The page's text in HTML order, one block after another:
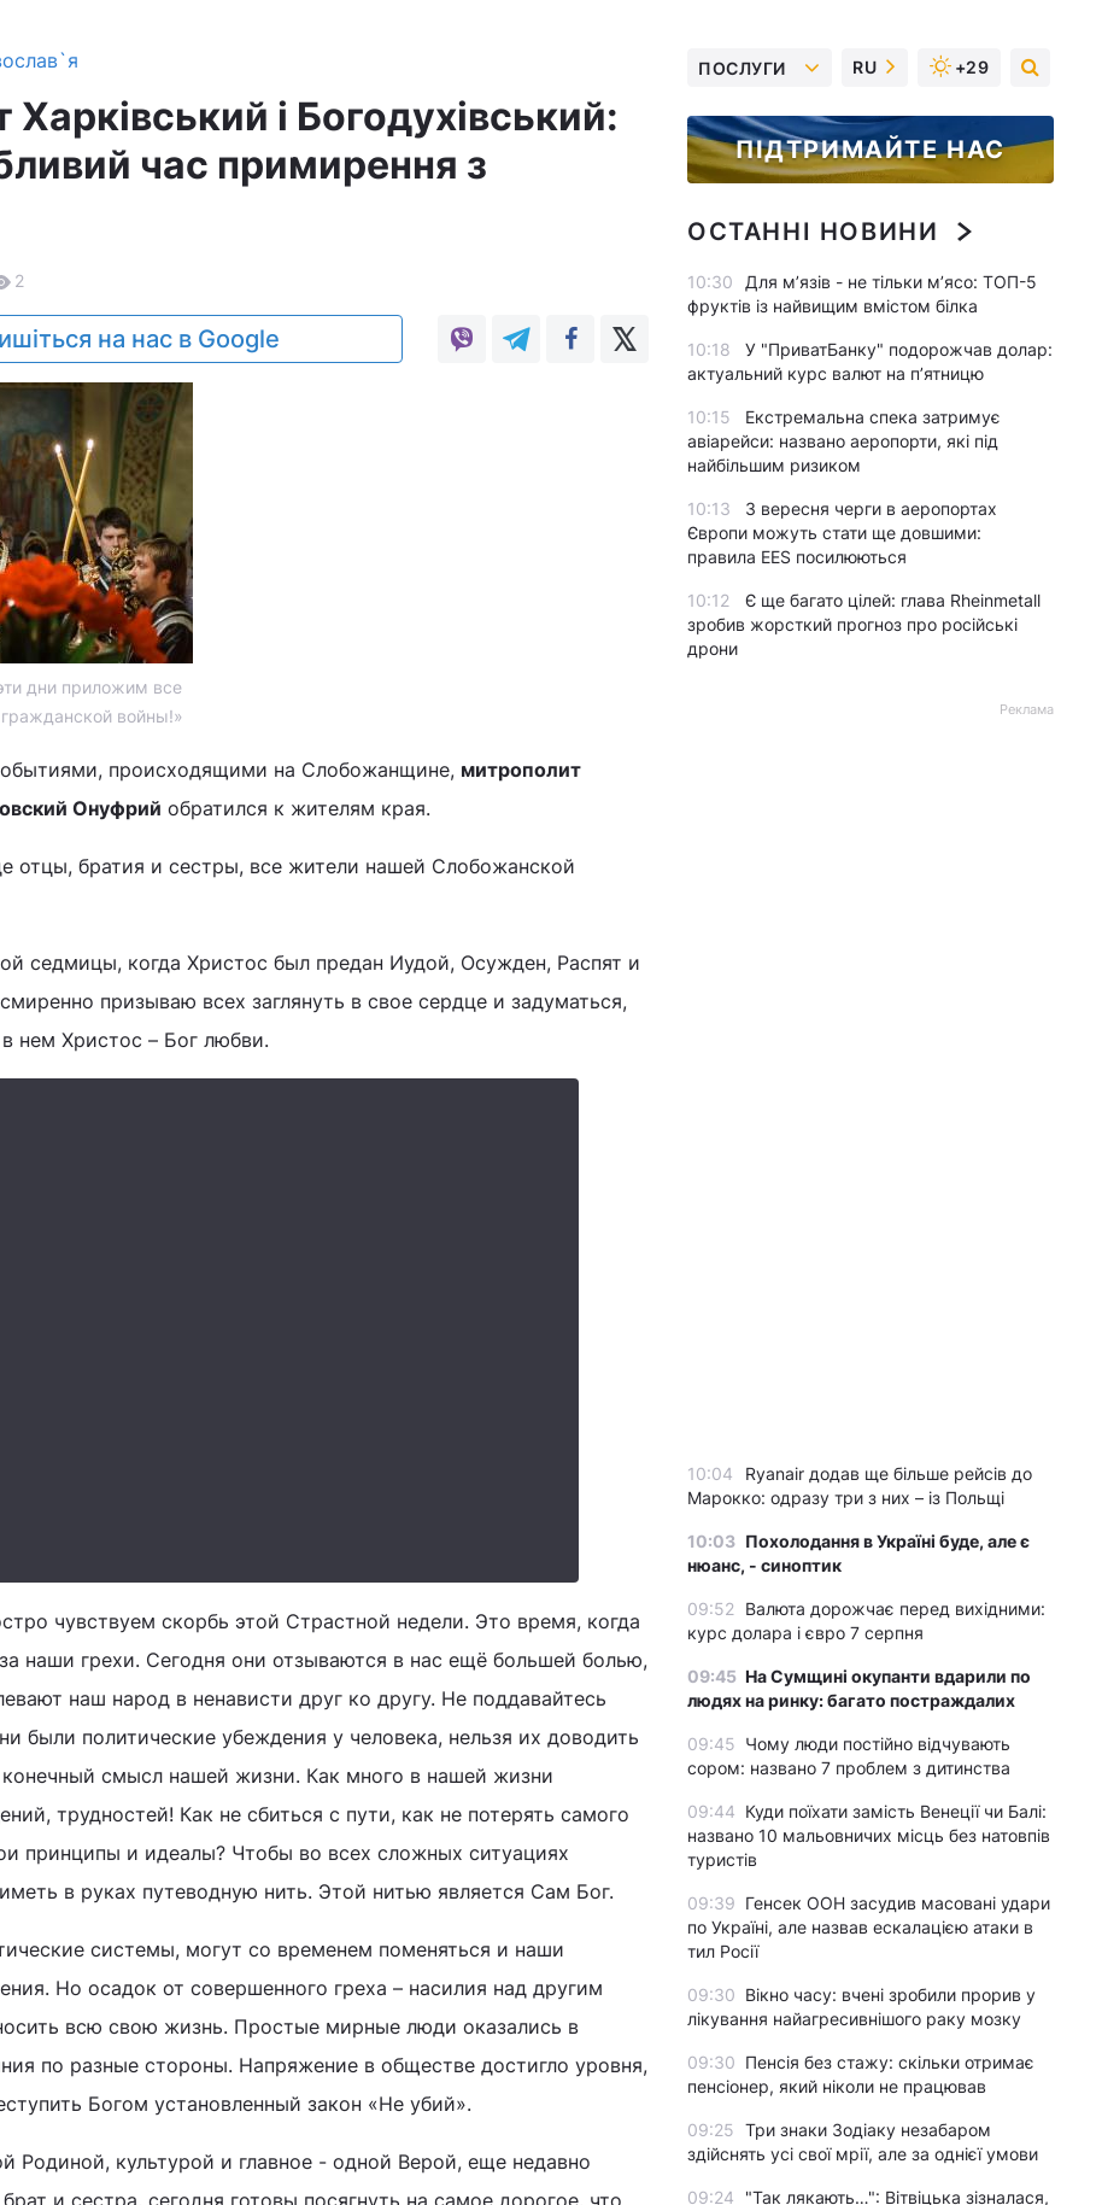
і Богодухівський:
час примирення з
2
на нас в Google
дни приложим все
войны!»
происходящими на Слобожанщине, митрополит
Онуфрий обратился к жителям края.
отцы, братия и сестры, все жители нашей Слобожанской
седмицы, когда Христос был предан Иудой, Осужден, Распят и
призываю всех заглянуть в свое сердце и задуматься,
нем Христос – Бог любви.
чувствуем скорбь этой Страстной недели. Это время, когда
наши грехи. Сегодня они отзываются в нас ещё большей болью,
наш народ в ненависти друг ко другу. Не поддавайтесь
были политические убеждения у человека, нельзя их доводить
конечный смысл нашей жизни. Как много в нашей жизни
трудностей! Как не сбиться с пути, как не потерять самого
принципы и идеалы? Чтобы во всех сложных ситуациях
в руках путеводную нить. Этой нитью является Сам Бог.
системы, могут со временем поменяться и наши
Но осадок от совершенного греха – насилия над другим
всю свою жизнь. Простые мирные люди оказались в
по разные стороны. Напряжение в обществе достигло уровня,
Богом установленный закон «Не убий».
Родиной, культурой и главное - одной Верой, еще недавно
и сестра, сегодня готовы посягнуть на самое дорогое, что
ПОСЛУГИ RU +29
ПІДТРИМАЙТЕ НАС
ОСТАННІ НОВИНИ
10:30
Для м’язів - не тільки м’ясо: ТОП-5
фруктів із найвищим вмістом білка
10:18
У "ПриватБанку" подорожчав долар:
актуальний курс валют на п’ятницю
10:15
Екстремальна спека затримує
авіарейси: названо аеропорти, які під
найбільшим ризиком
10:13
З вересня черги в аеропортах
Європи можуть стати ще довшими:
правила EES посилюються
10:12
Є ще багато цілей: глава Rheinmetall
зробив жорсткий прогноз про російські
дрони
Реклама
10:04
Ryanair додав ще більше рейсів до
Марокко: одразу три з них – із Польщі
10:03 Похолодання в Україні буде, але є
нюанс, - синоптик
09:52
Валюта дорожчає перед вихідними:
курс долара і євро 7 серпня
09:45 На Сумщині окупанти вдарили по
людях на ринку: багато постраждалих
09:45 Чому люди постійно відчувають
сором: названо 7 проблем з дитинства
09:44 Куди поїхати замість Венеції чи Балі:
названо 10 мальовничих місць без натовпів
туристів
09:39 Генсек ООН засудив масовані удари
по Україні, але назвав ескалацією атаки в
тил Росії
09:30 Вікно часу: вчені зробили прорив у
лікування найагресивнішого раку мозку
09:30 Пенсія без стажу: скільки отримає
пенсіонер, який ніколи не працював
09:25 Три знаки Зодіаку незабаром
здійснять усі свої мрії, але за однієї умови
09:24
"Так лякають…": Вітвіцька зізналася,